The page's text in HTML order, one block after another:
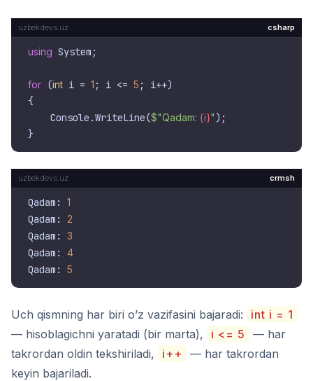
csharp
using System;
for (int i = 1 ; i <= 5 ; i++)
{
    Console.WriteLine(
$"Qadam: {i}");
crmsh
Qadam: 1
Qadam: 2
Qadam: 3
Qadam: 4
Qadam: 5
Uch qismning har biri o’z vazifasini bajaradi:
int i = 1
— hisoblagichni yaratadi (bir marta),
i <= 5
— har
takrordan oldin tekshiriladi,
i++
— har takrordan
keyin bajariladi.